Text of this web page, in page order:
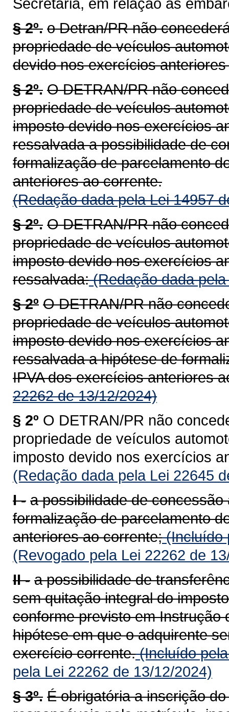
§ 2º. o Detran/PR não
propriedade de veículos
devido nos exercícios
§ 2º. O DETRAN/PR não
propriedade de veículos
imposto devido nos exercícios
ressalvada a possibilidade de
formalização de parcelamento
anteriores ao corrente.
(Redação dada pela Lei 14957
§ 2º. O DETRAN/PR não
propriedade de veículos
imposto devido nos exercícios
ressalvada:(Redação dada
§ 2º O DETRAN/PR não
propriedade de veículos
imposto devido nos exercícios
ressalvada a hipótese de
IPVA dos exercícios anteriores
22262 de 13/12/2024)
§ 2º O DETRAN/PR não
propriedade de veículos
imposto devido nos exercícios
(Redação dada pela Lei 22645
I - a possibilidade de
formalização de parcelamento
anteriores ao corrente;(Incluído
(Revogado pela Lei 22262 de
II - a possibilidade de
sem quitação integral do
conforme previsto em Instrução
hipótese em que o adquirente
exercício corrente.(Incluído
pela Lei 22262 de 13/12/2024)
§ 3º. É obrigatória a inscrição